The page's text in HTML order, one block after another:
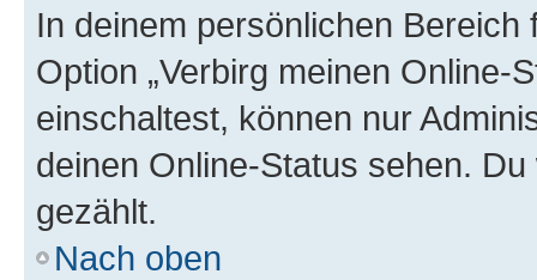
In deinem persönlichen
Option „Verbirg meinen Online-
einschaltest, können nur
deinen Online-Status sehen.
gezählt.
Nach oben